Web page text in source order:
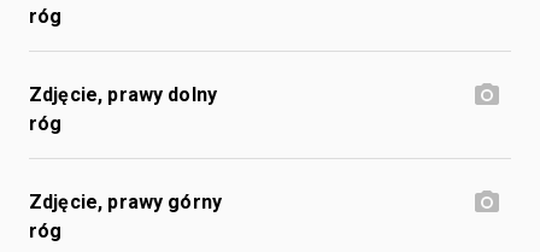
róg
Zdjęcie, prawy dolny
róg
Zdjęcie, prawy górny
róg